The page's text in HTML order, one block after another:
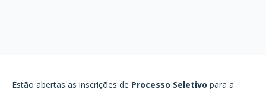
Estão abertas as inscrições de Processo Seletivo para a